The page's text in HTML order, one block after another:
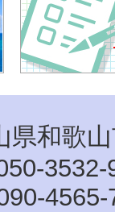
和歌山
3532-
4565-